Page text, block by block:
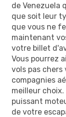
de Venezuela
que soit leur
que vous ne
maintenant
votre billet
Vous pourrez
vols pas chers
compagnies
meilleur
puissant
de votre